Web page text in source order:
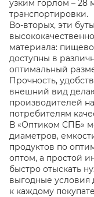
узким горлом – 28
транспортировки.
Во-вторых, эти
материала:
доступны в
оптимальный
Прочность,
внешний вид
производителей
потребителям
В «Оптиком СПБ»
диаметров,
продуктов по
оптом, а простой
быстро отыскать
выгодные условия
к каждому